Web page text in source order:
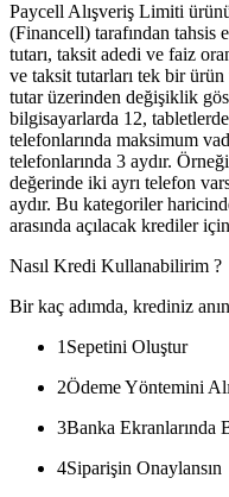
Paycell Alışveriş Limiti
(Financell) tarafından
tutarı, taksit adedi ve faiz
ve taksit tutarları tek bir
tutar üzerinden değişiklik
bilgisayarlarda 12,
telefonlarında maksimum
telefonlarında 3 aydır.
değerinde iki ayrı telefon
aydır. Bu kategoriler
arasında açılacak krediler
Nasıl Kredi Kullanabilirim ?
Bir kaç adımda, krediniz
1 Sepetini Oluştur
2Ödeme Yöntemini
3Banka Ekranlarında
4Siparişin Onaylansın